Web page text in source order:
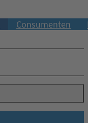
Consumenten